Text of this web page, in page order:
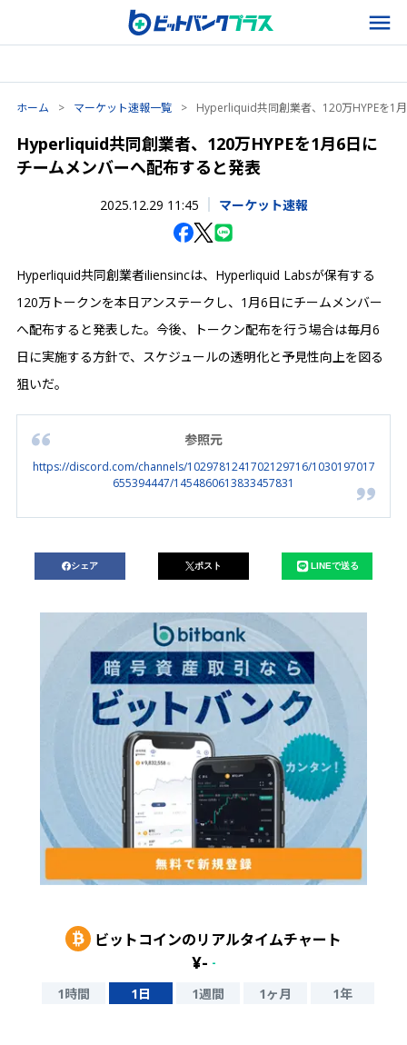
ホーム > マーケット速報一覧 > Hyperliquid共同創業者、120万HYPEを1
Hyperliquid共同創業者、120万HYPEを1月6日に
チームメンバーへ配布すると発表
2025.12.29 11:45 マーケット速報
Hyperliquid共同創業者iliensincは、Hyperliquid Labsが保有する
120万トークンを本日アンステークし、1月6日にチームメンバー
へ配布すると発表した。今後、トークン配布を行う場合は毎月6
日に実施する方針で、スケジュールの透明化と予見性向上を図る
狙いだ。
参照元
https://discord.com/channels/1029781241702129716/1030197017
655394447/1454860613833457831
シェア ポスト LINEで送る
ビットコインのリアルタイムチャート
¥- -
1時間 1日 1週間 1ヶ月 1年